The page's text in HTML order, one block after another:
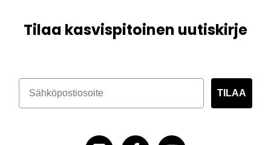
Tilaa kasvispitoinen uutiskirje
TILAA